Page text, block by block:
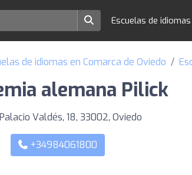
Escuelas de idiomas
de idiomas en Comarca de Oviedo
alemana Pilick
Valdés, 18, 33002, Oviedo
+34984061800